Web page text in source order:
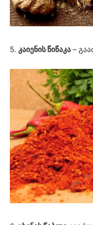
5. კაიენის წიწაკა –